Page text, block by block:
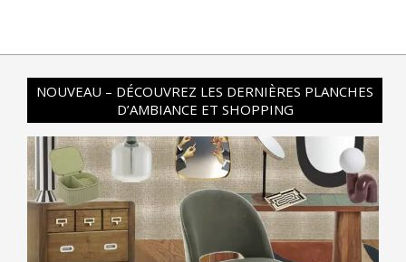
NOUVEAU – DÉCOUVREZ LES DERNIÈRES PLANCHES
D’AMBIANCE ET SHOPPING